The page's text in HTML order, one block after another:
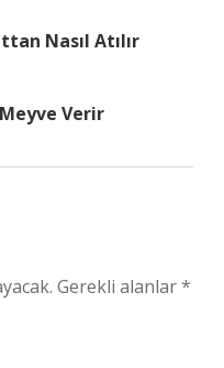
Nasıl Atılır
Meyve Verir
Gerekli alanlar*